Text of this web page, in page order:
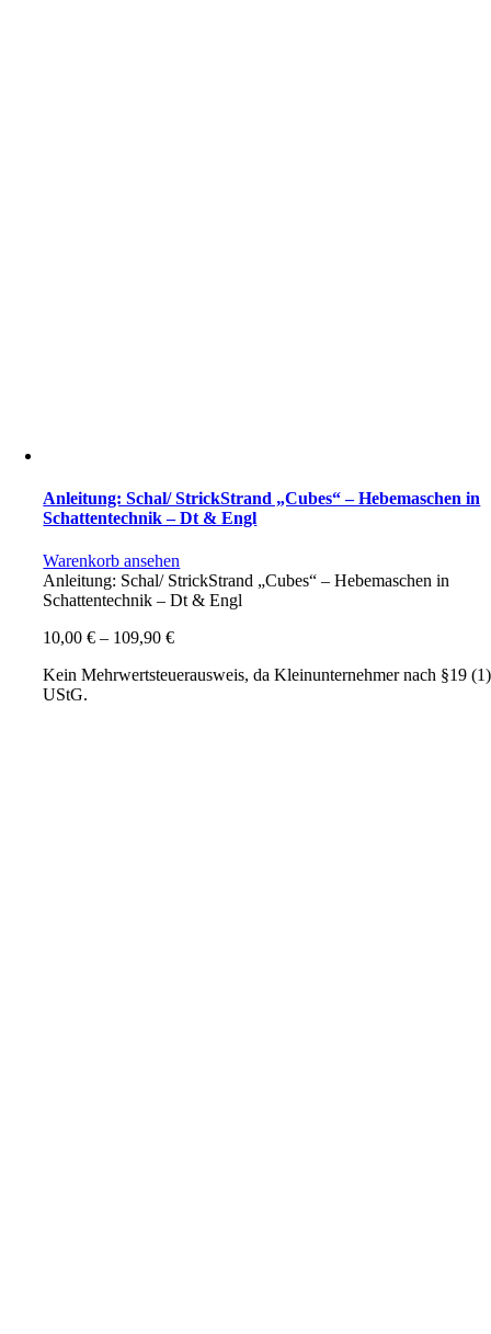
Anleitung: Schal/ StrickStrand „Cubes“ – Hebemaschen in
Schattentechnik – Dt & Engl
Warenkorb ansehen
Anleitung: Schal/ StrickStrand „Cubes“ – Hebemaschen in
Schattentechnik – Dt & Engl
10,00€ – 109,90€
Kein Mehrwertsteuerausweis, da Kleinunternehmer nach §19 (1)
UStG.